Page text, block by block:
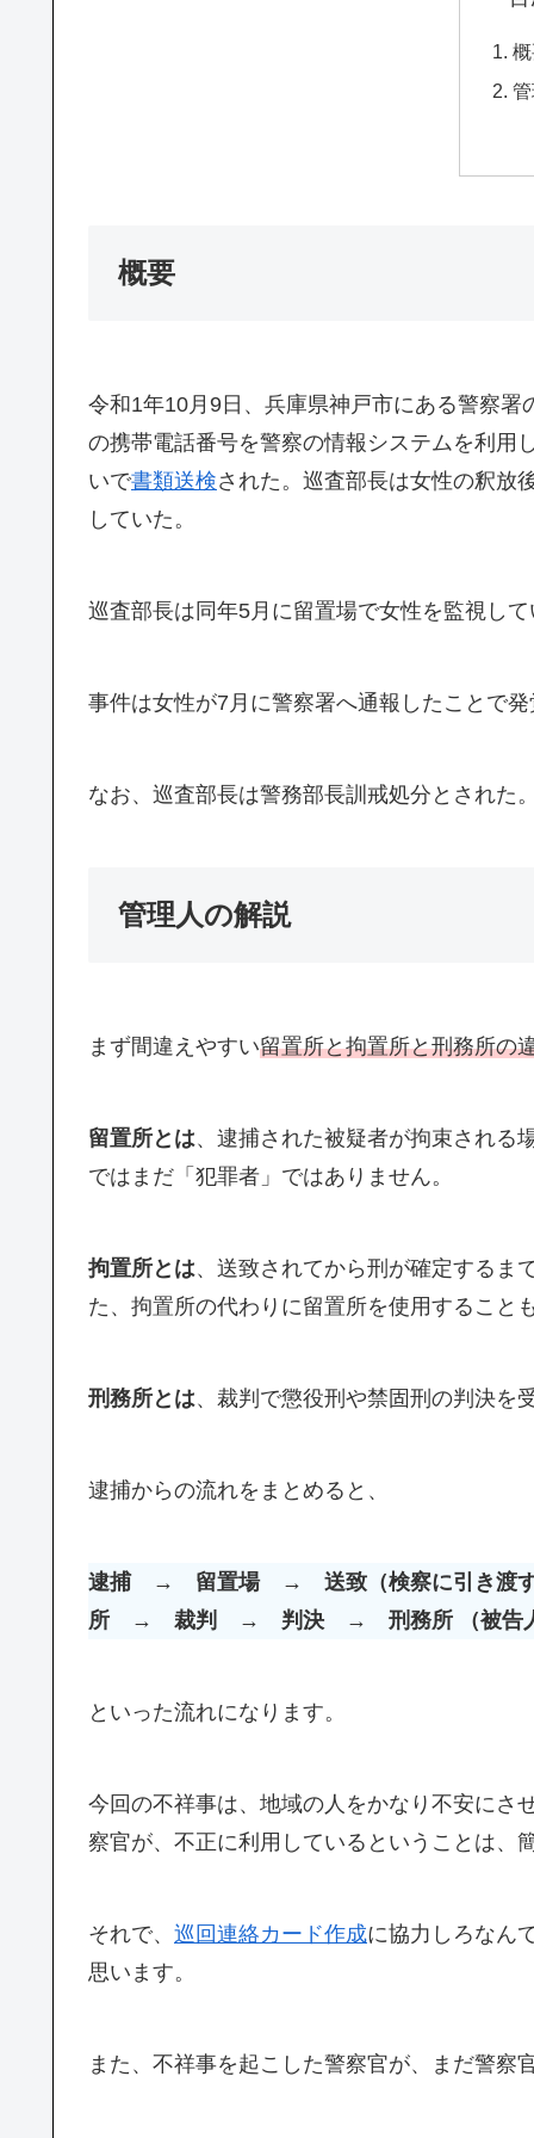
概要
令和1年10月9日、兵庫県神戸市にある警察署
の携帯電話番号を警察の情報システムを利用
いで書類送検された。巡査部長は女性の釈放
していた。
巡査部長は同年5月に留置場で女性を監視し
事件は女性が7月に警察署へ通報したことで
なお、巡査部長は警務部長訓戒処分とされた
管理人の解説
まず間違えやすい留置所と拘置所と刑務所の
留置所とは、逮捕された被疑者が拘束される
ではまだ「犯罪者」ではありません。
拘置所とは、送致されてから刑が確定するま
た、拘置所の代わりに留置所を使用すること
刑務所とは、裁判で懲役刑や禁固刑の判決を
逮捕からの流れをまとめると、
逮捕 → 留置場 → 送致（検察に引き渡
所 → 裁判 → 判決 → 刑務所 （被
といった流れになります。
今回の不祥事は、地域の人をかなり不安にさ
察官が、不正に利用しているということは、
それで、 巡回連絡カード作成に協力しろなん
思います。
また、不祥事を起こした警察官が、まだ警